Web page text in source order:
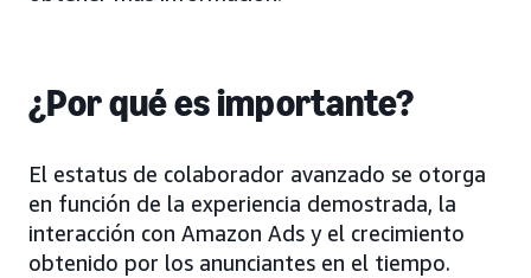
¿Por qué es importante?
El estatus de colaborador avanzado se otorga
en función de la experiencia demostrada, la
interacción con Amazon Ads y el crecimiento
obtenido por los anunciantes en el tiempo.